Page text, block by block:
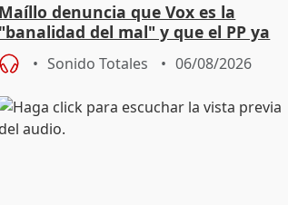
Maíllo denuncia que Vox es la
"banalidad del mal" y que el PP ya
asume todas sus tesis
Sonido Totales 06/08/2026